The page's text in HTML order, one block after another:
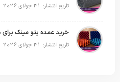
تاریخ انتشار: 31 جولای 2026
تاریخ انتشار: 31 جولای 2026